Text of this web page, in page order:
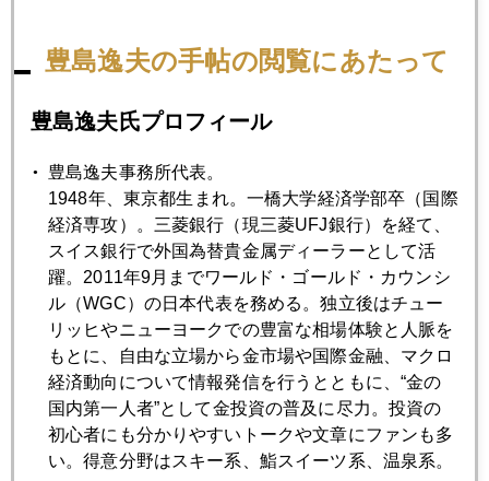
ける。その結果金価格の下値は底上げされる。これは重要な
ｔｏｓｈｉｍａで告知します。
2023年
1月 2月 3月 4月 5月 6月
7月 8月 9月 10月 11月 12月
2023年03月31日
金店頭小売価格１００００円に届く日
豊島逸夫の手帖の閲覧にあたって
豊島逸夫氏プロフィール
豊島逸夫事務所代表。
1948年、東京都生まれ。一橋大学経済学部卒（国際
経済専攻）。三菱銀行（現三菱UFJ銀行）を経て、
スイス銀行で外国為替貴金属ディーラーとして活
躍。2011年9月までワールド・ゴールド・カウンシ
ル（WGC）の日本代表を務める。独立後はチュー
リッヒやニューヨークでの豊富な相場体験と人脈を
もとに、自由な立場から金市場や国際金融、マクロ
経済動向について情報発信を行うとともに、“金の
国内第一人者”として金投資の普及に尽力。投資の
初心者にも分かりやすいトークや文章にファンも多
い。得意分野はスキー系、鮨スイーツ系、温泉系。